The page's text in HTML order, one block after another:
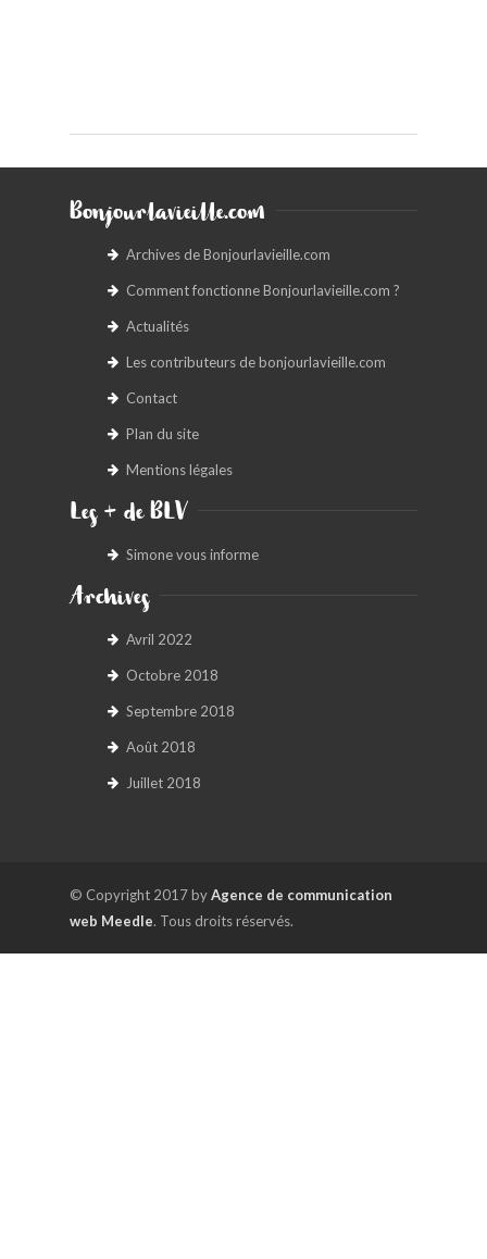
Bonjourlavieille.com
Archives de Bonjourlavieille.com
Comment fonctionne Bonjourlavieille.com ?
Actualités
Les contributeurs de bonjourlavieille.com
Contact
Plan du site
Mentions légales
Les + de BLV
Simone vous informe
Archives
Avril 2022
Octobre 2018
Septembre 2018
Août 2018
Juillet 2018
© Copyright 2017 byAgence de communication
web Meedle. Tous droits réservés.